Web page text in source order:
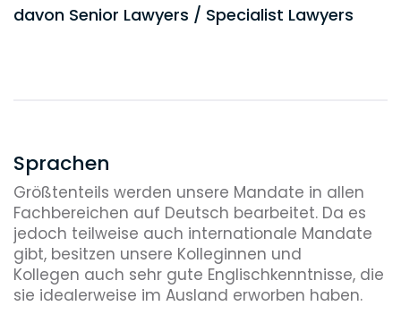
davon Senior Lawyers / Specialist Lawyers
9
davon Team Manager / Department Manager
5
davon Partner:innen
Sprachen
Größtenteils werden unsere Mandate in allen
Fachbereichen auf Deutsch bearbeitet. Da es
jedoch teilweise auch internationale Mandate
gibt, besitzen unsere Kolleginnen und
Kollegen auch sehr gute Englischkenntnisse, die
sie idealerweise im Ausland erworben haben.